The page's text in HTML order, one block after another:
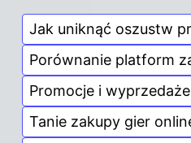
Jak uniknąć oszustw
Porównanie platform
Promocje i
Tanie zakupy gier